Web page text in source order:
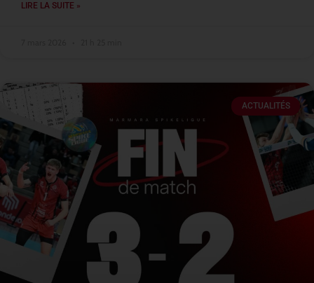
LIRE LA SUITE »
ACTUALITÉS